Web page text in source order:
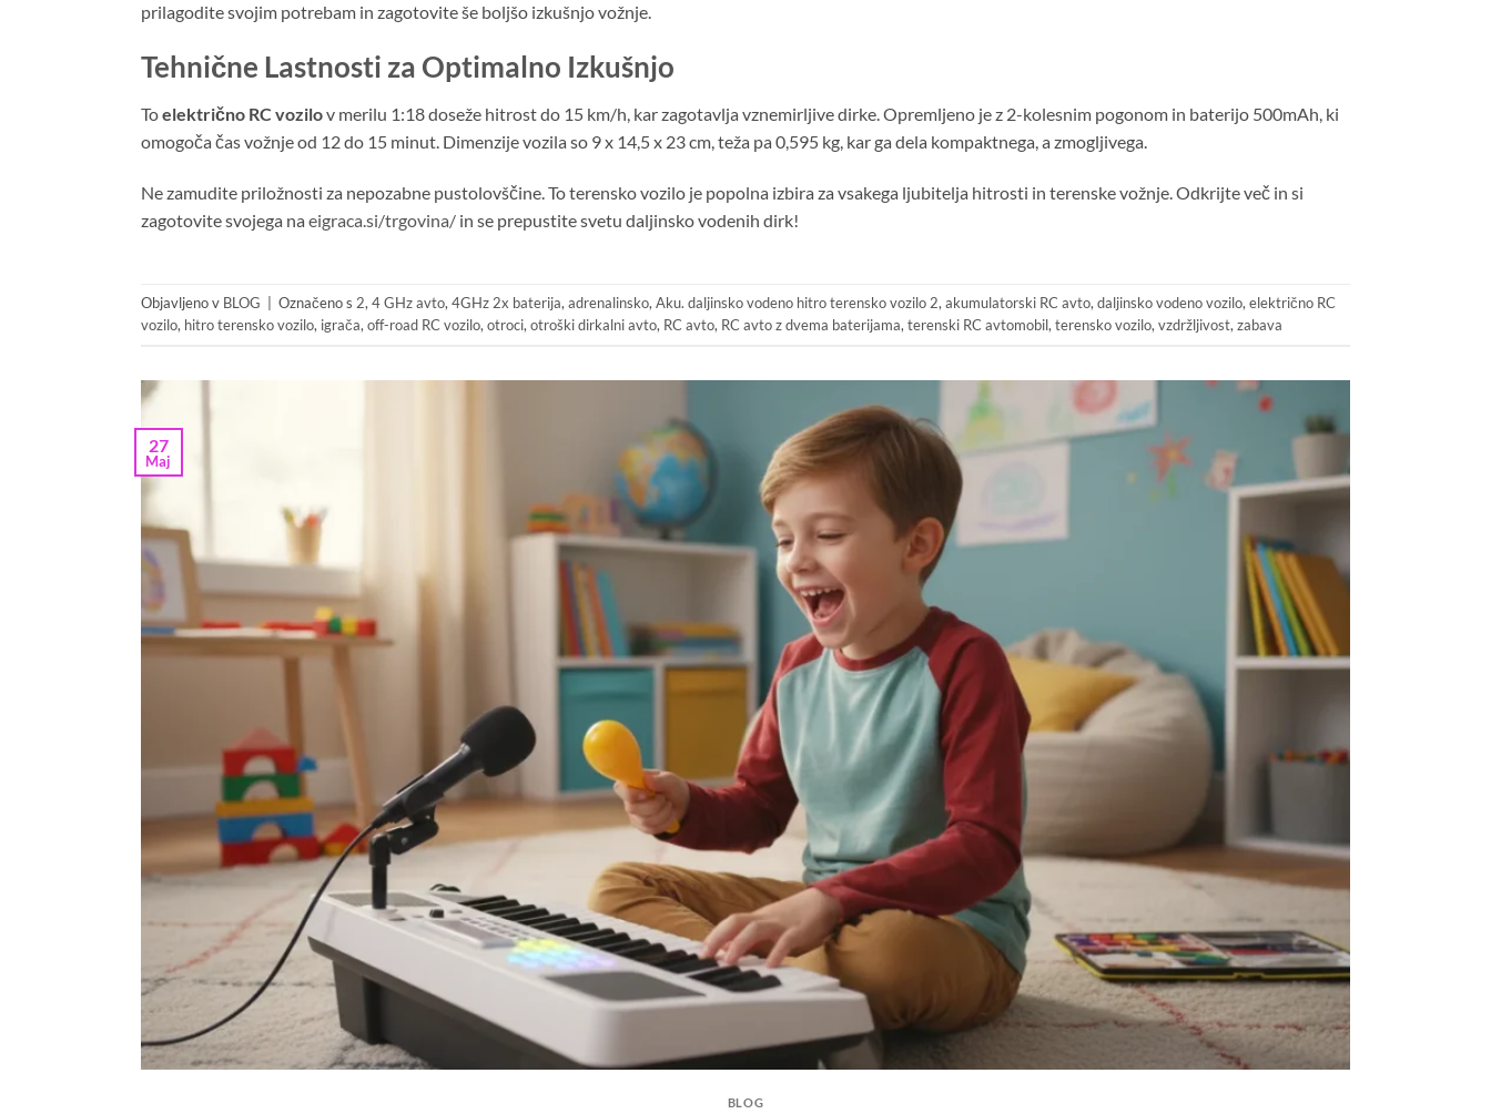
prilagodite svojim potrebam in zagotovite še boljšo izkušnjo vožnje.
Tehnične Lastnosti za Optimalno Izkušnjo
Toelektrično RC vozilov merilu 1:18 doseže hitrost do 15 km/h, kar zagotavlja vznemirljive dirke. Opremljeno je z 2-kolesnim pogonom in baterijo 500mAh, ki
omogoča čas vožnje od 12 do 15 minut. Dimenzije vozila so 9 x 14,5 x 23 cm, teža pa 0,595 kg, kar ga dela kompaktnega, a zmogljivega.
Ne zamudite priložnosti za nepozabne pustolovščine. To terensko vozilo je popolna izbira za vsakega ljubitelja hitrosti in terenske vožnje. Odkrijte več in si
zagotovite svojega na eigraca.si/trgovina/ in se prepustite svetu daljinsko vodenih dirk!
Objavljeno v BLOG Označeno s 2, 4 GHz avto, 4GHz 2x baterija, adrenalinsko, Aku. daljinsko vodeno hitro terensko vozilo 2, akumulatorski RC avto, daljinsko vodeno vozilo, električno RC
vozilo, hitro terensko vozilo, igrača, off-road RC vozilo, otroci, otroški dirkalni avto, RC avto, RC avto z dvema baterijama, terenski RC avtomobil, terensko vozilo, vzdržljivost, zabava
27
Maj
BLOG